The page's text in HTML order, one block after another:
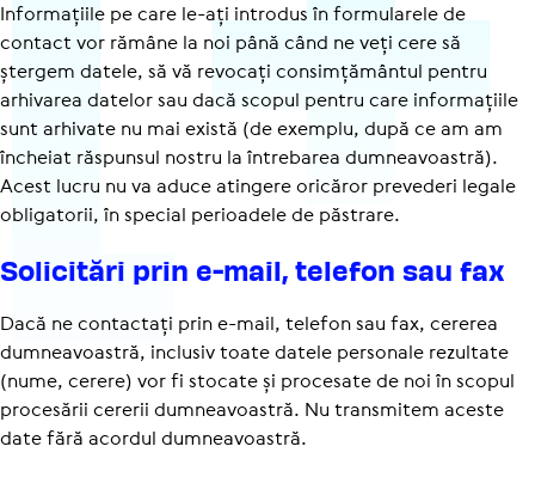
Informațiile pe care le-ați introdus în formularele de
contact vor rămâne la noi până când ne veți cere să
ștergem datele, să vă revocați consimțământul pentru
arhivarea datelor sau dacă scopul pentru care informațiile
sunt arhivate nu mai există (de exemplu, după ce am am
încheiat răspunsul nostru la întrebarea dumneavoastră).
Acest lucru nu va aduce atingere oricăror prevederi legale
obligatorii, în special perioadele de păstrare.
Soli­ci­tări prin e-mail, telefon sau fax
Dacă ne contactați prin e-mail, telefon sau fax, cererea
dumneavoastră, inclusiv toate datele personale rezultate
(nume, cerere) vor fi stocate și procesate de noi în scopul
procesării cererii dumneavoastră. Nu transmitem aceste
date fără acordul dumneavoastră.